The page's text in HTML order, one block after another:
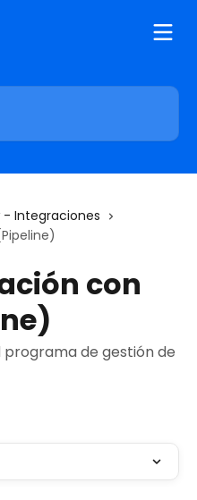
- Integraciones
con
de gestión de